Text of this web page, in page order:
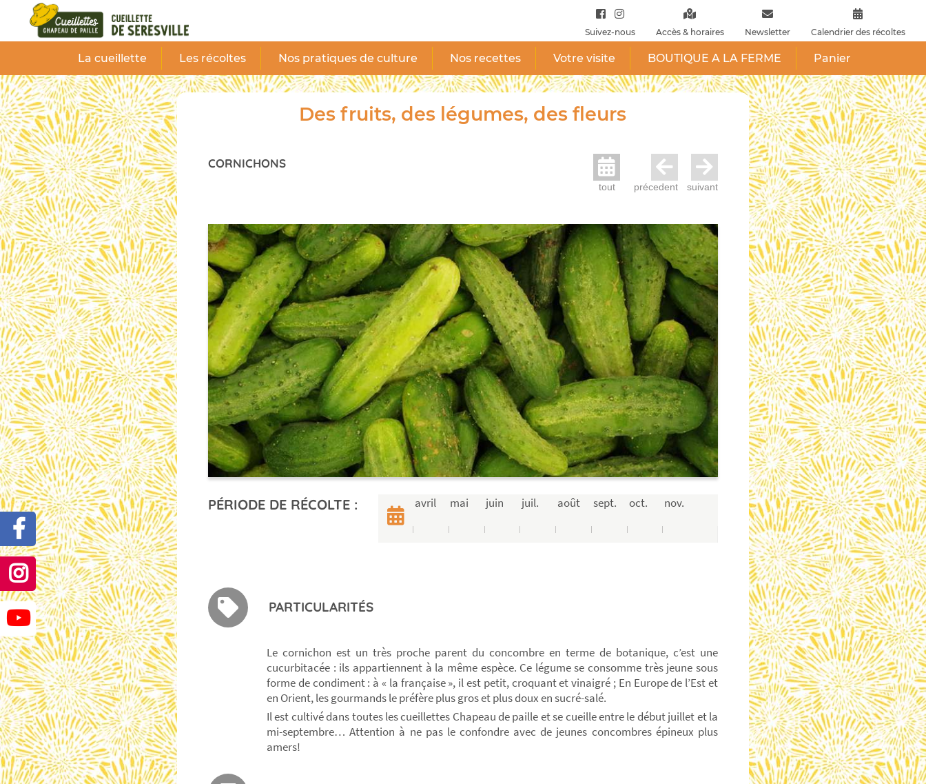
Suivez-nous Accès & horaires Newsletter Calendrier des récoltes
La cueillette Les récoltes Nos pratiques de culture Nos recettes Votre visite BOUTIQUE A LA FERME Panier
Des fruits, des légumes, des fleurs
CORNICHONS
tout précedent suivant
PÉRIODE DE RÉCOLTE : avril mai juin juil. août sept. oct. nov.
PARTICULARITÉS
Le cornichon est un très proche parent du concombre en terme de botanique, c’est une
cucurbitacée : ils appartiennent à la même espèce. Ce légume se consomme très jeune sous
forme de condiment : à « la française », il est petit, croquant et vinaigré ; En Europe de l’Est et
en Orient, les gourmands le préfère plus gros et plus doux en sucré-salé.
Il est cultivé dans toutes les cueillettes Chapeau de paille et se cueille entre le début juillet et la
mi-septembre… Attention à ne pas le confondre avec de jeunes concombres épineux plus
amers!
Panneau de gestion des cookies